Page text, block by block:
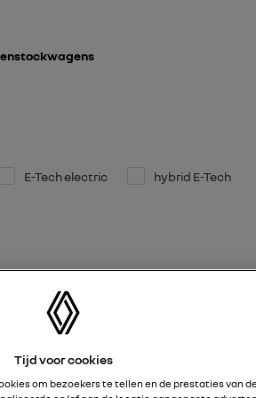
stockwagens
E-Tech electric hybrid E-Tech
electric
Tijd voor cookies
om bezoekers te tellen en de prestaties van